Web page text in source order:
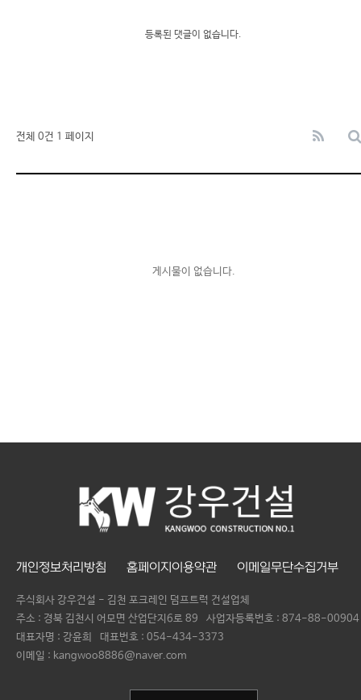
등록된 댓글이 없습니다.
전체 0건 1 페이지
게시물이 없습니다.
개인정보처리방침 홈페이지이용약관 이메일무단수집거부
주식회사 강우건설 - 김천 포크레인 덤프트럭 건설업체
주소 : 경북 김천시 어모면 산업단지6로 89
사업자등록번호 : 874-88-00904
대표자명 : 강윤희 대표번호 : 054-434-3373
이메일 : kangwoo8886@naver.com